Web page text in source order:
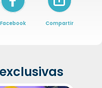
Facebook
Icon of arrow-
Compartir